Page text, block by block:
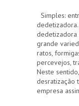
Simples:
dedetizadora
grande
ratos,
percevejos,
Neste
desratização
empresa